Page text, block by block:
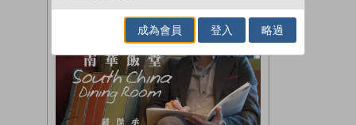
成為會員 登入 略過